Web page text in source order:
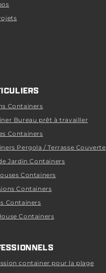
Containers
Bureau prêt à travailler
Containers
Pergola / Terrasse Couverte
Jardin Containers
Containers
Containers
Containers
Containers
container pour la plage